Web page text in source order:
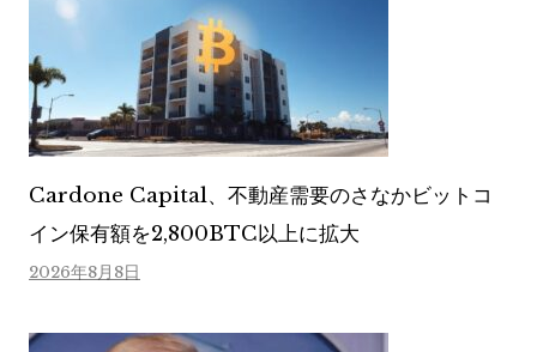
Cardone Capital、不動産需要のさなかビットコ
イン保有額を2,800BTC以上に拡大
2026年8月8日